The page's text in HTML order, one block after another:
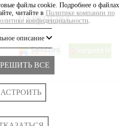
ПАРТНЁРЫ
файлы cookie. Подробнее о файлах
читайте в Политике компании по
конфиденциальности.
описание
ВСЕ